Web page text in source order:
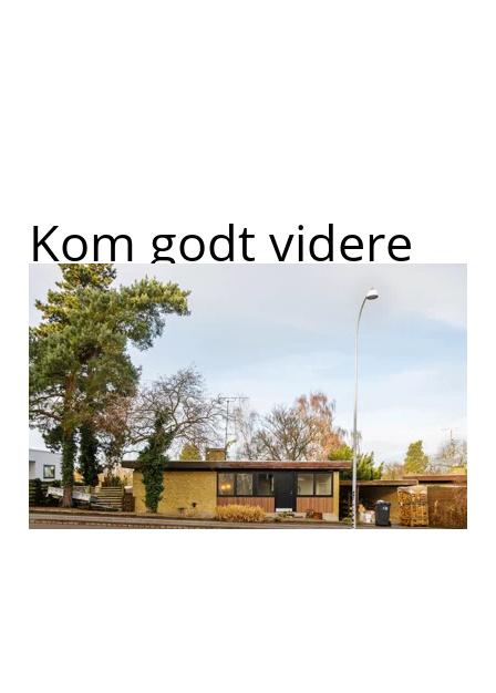
Kom godt videre